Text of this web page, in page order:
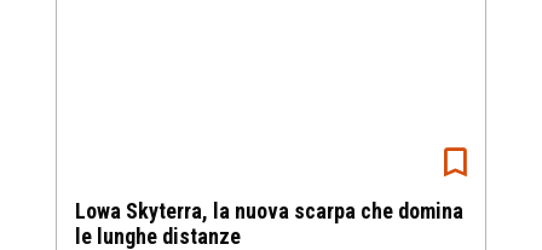
Lowa Skyterra, la nuova scarpa che domina
le lunghe distanze